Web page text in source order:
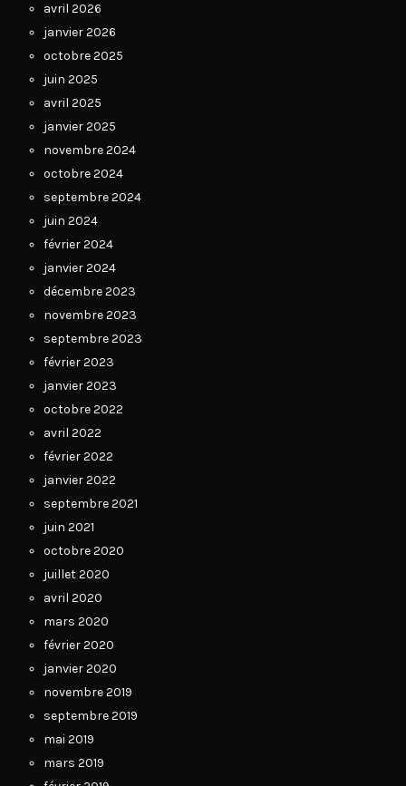
avril 2026
janvier 2026
octobre 2025
juin 2025
avril 2025
janvier 2025
novembre 2024
octobre 2024
septembre 2024
juin 2024
février 2024
janvier 2024
décembre 2023
novembre 2023
septembre 2023
février 2023
janvier 2023
octobre 2022
avril 2022
février 2022
janvier 2022
septembre 2021
juin 2021
octobre 2020
juillet 2020
avril 2020
mars 2020
février 2020
janvier 2020
novembre 2019
septembre 2019
mai 2019
mars 2019